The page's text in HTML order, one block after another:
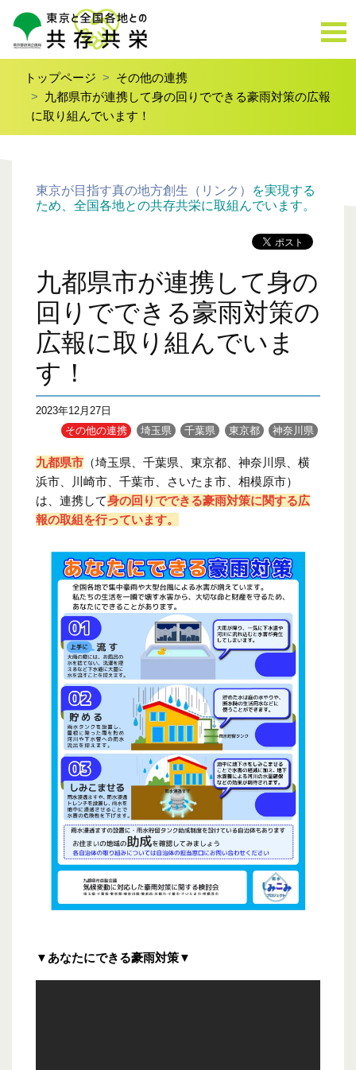
トップページ
その他の連携
九都県市が連携して身の回りでできる豪雨対策の広報
に取り組んでいます！
東京が目指す真の地方創生（リンク）
を実現する
ため、全国各地との共存共栄に取組んでいます。
九都県市が連携して身の
回りでできる豪雨対策の
広報に取り組んでいま
す！
2023年12月27日
その他の連携
埼玉県 千葉県 東京都 神奈川県
九都県市 （埼玉県、千葉県、東京都、神奈川県、横
浜市、川崎市、千葉市、さいたま市、相模原市）
は、連携して身の回りでできる豪雨対策に関する広
報の取組を行っています。
▼あなたにできる豪雨対策▼